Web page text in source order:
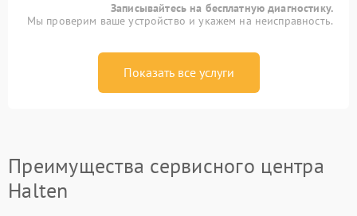
Записывайтесь на бесплатную диагностику.
Мы проверим ваше устройство и укажем на неисправность.
Показать все услуги
Преимущества сервисного центра
Halten